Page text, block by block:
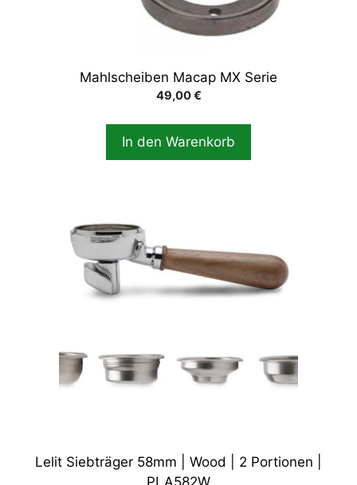
Mahlscheiben Macap MX Serie
49,00€
In den Warenkorb
Lelit Siebträger 58mm | Wood | 2 Portionen |
PLA582W